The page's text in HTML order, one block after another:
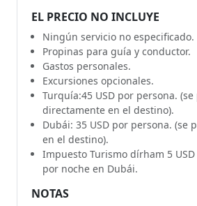
EL PRECIO NO INCLUYE
Ningún servicio no especificado.
Propinas para guía y conductor.
Gastos personales.
Excursiones opcionales.
Turquía:45 USD por persona. (se
directamente en el destino).
Dubái: 35 USD por persona. (se
en el destino).
Impuesto Turismo dírham 5
por noche en Dubái.
NOTAS